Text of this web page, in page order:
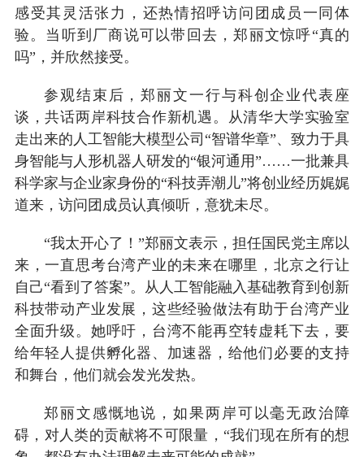
感受其灵活张力，还热情招呼访问团成员一同体
验。当听到厂商说可以带回去，郑丽文惊呼“真的
吗”，并欣然接受。
参观结束后，郑丽文一行与科创企业代表座
谈，共话两岸科技合作新机遇。从清华大学实验室
走出来的人工智能大模型公司“智谱华章”、致力于具
身智能与人形机器人研发的“银河通用”……一批兼具
科学家与企业家身份的“科技弄潮儿”将创业经历娓娓
道来，访问团成员认真倾听，意犹未尽。
“我太开心了！”郑丽文表示，担任国民党主席以
来，一直思考台湾产业的未来在哪里，北京之行让
自己“看到了答案”。从人工智能融入基础教育到创新
科技带动产业发展，这些经验做法有助于台湾产业
全面升级。她呼吁，台湾不能再空转虚耗下去，要
给年轻人提供孵化器、加速器，给他们必要的支持
和舞台，他们就会发光发热。
郑丽文感慨地说，如果两岸可以毫无政治障
碍，对人类的贡献将不可限量，“我们现在所有的想